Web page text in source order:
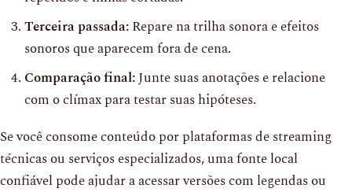
Terceira passada:Repare na trilha sonora e efeitos
sonoros que aparecem fora de cena.
Comparação final:Junte suas anotações e relacione
com o clímax para testar suas hipóteses.
Se você consome conteúdo por plataformas de streaming
técnicas ou serviços especializados, uma fonte local
confiável pode ajudar a acessar versões com legendas ou